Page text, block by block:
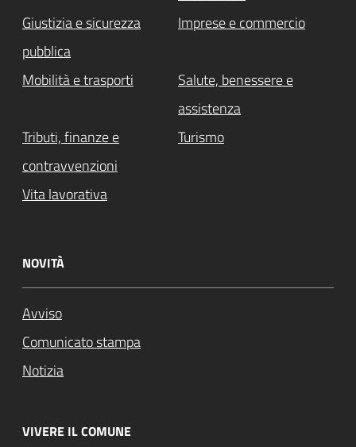
Giustizia e sicurezza
pubblica
Imprese e commercio
Mobilità e trasporti
Salute, benessere e
assistenza
Tributi, finanze e
contravvenzioni
Turismo
Vita lavorativa
NOVITÀ
Avviso
Comunicato stampa
Notizia
VIVERE IL COMUNE